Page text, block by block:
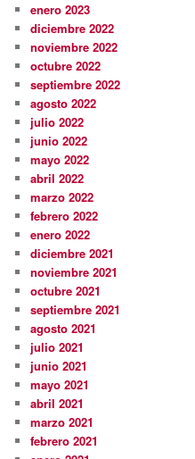
enero 2023
diciembre 2022
noviembre 2022
octubre 2022
septiembre 2022
agosto 2022
julio 2022
junio 2022
mayo 2022
abril 2022
marzo 2022
febrero 2022
enero 2022
diciembre 2021
noviembre 2021
octubre 2021
septiembre 2021
agosto 2021
julio 2021
junio 2021
mayo 2021
abril 2021
marzo 2021
febrero 2021